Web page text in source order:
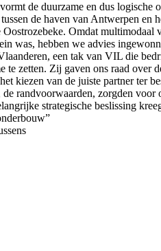
de duurzame en dus logische
de haven van Antwerpen en
Omdat multimodaal
was, hebben we advies
een tak van VIL die
te zetten. Zij gaven ons raad over
kiezen van de juiste partner ter
de randvoorwaarden, zorgden
strategische beslissing